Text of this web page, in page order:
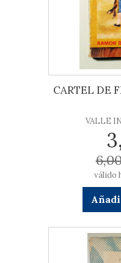
CARTEL DE
VALLE
válido